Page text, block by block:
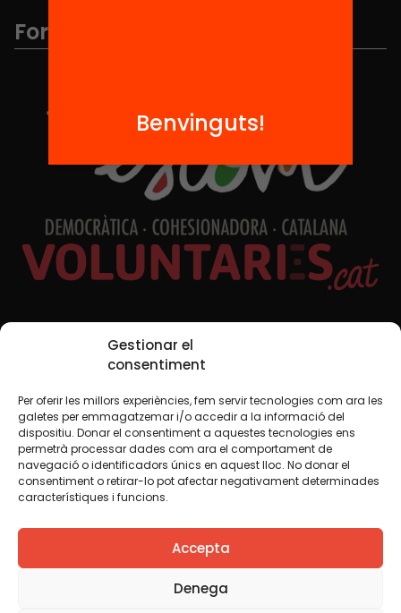
Gestionar el
consentiment
Per oferir les millors experiències, fem servir tecnologies com ara les
galetes per emmagatzemar i/o accedir a la informació del
dispositiu. Donar el consentiment a aquestes tecnologies ens
permetrà processar dades com ara el comportament de
navegació o identificadors únics en aquest lloc. No donar el
consentiment o retirar-lo pot afectar negativament determinades
característiques i funcions.
Accepta
Denega
Formem part de...
Xarxes Socials
TWT YTB IG FB IN
Avís legalPolítica de cookies
Creiem que el coneixement s’ha de compartir. Per això
fem servir una llicència Creative Commons, llevat que en
algun material indiquem el contrari. Us animem a copiar,
redistribuir, remesclar o transformar i crear els continguts
Benvinguts!